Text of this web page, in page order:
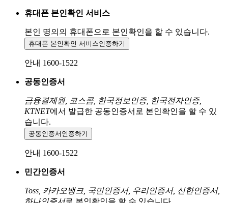
휴대폰 본인확인 서비스
본인 명의의 휴대폰으로 본인확인을 할 수 있습니다.
휴대폰 본인확인 서비스인증하기
안내 1600-1522
공동인증서
금융결제원, 코스콤, 한국정보인증, 한국전자인증,
KTNET에서 발급한 공동인증서로 본인확인을 할 수 있
습니다.
공동인증서 인증하기
안내 1600-1522
민간인증서
Toss, 카카오뱅크, 국민인증서, 우리인증서, 신한인증서,